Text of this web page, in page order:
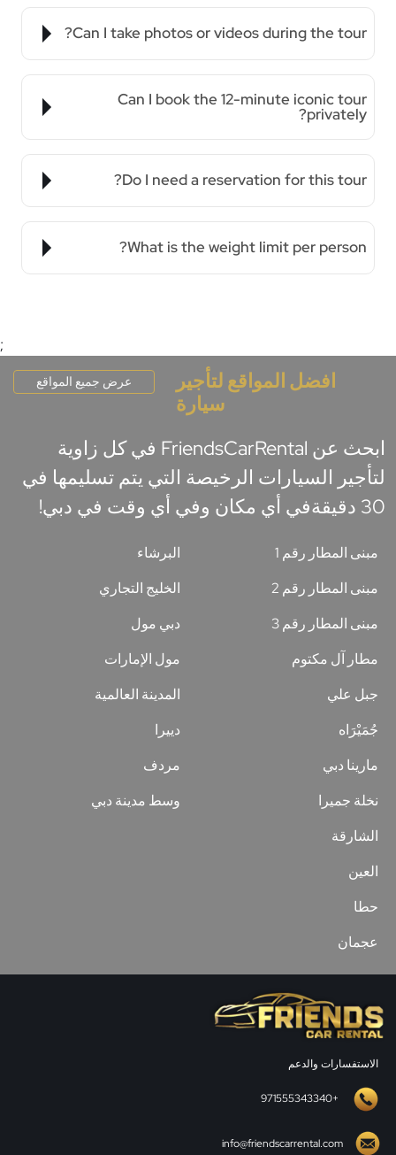
Can I take photos or videos during the tour?
Can I book the 12-minute iconic tour
privately?
Do I need a reservation for this tour?
What is the weight limit per person?
;
افضل المواقع لتأجير
سيارة
عرض جميع المواقع
ابحث عن FriendsCarRental في كل زاوية
لتأجير السيارات الرخيصة التي يتم تسليمها في
30 دقيقةفي أي مكان وفي أي وقت في دبي!
مبنى المطار رقم 1
مبنى المطار رقم 2
مبنى المطار رقم 3
مطار آل مكتوم
البرشاء
الخليج التجاري
دبي مول
مول الإمارات
جبل علي
جُمَيْرَاه
مارينا دبي
نخلة جميرا
المدينة العالمية
دييرا
مردف
وسط مدينة دبي
الشارقة
العين
حطا
عجمان
الاستفسارات والدعم
+971555343340
info@friendscarrental.com